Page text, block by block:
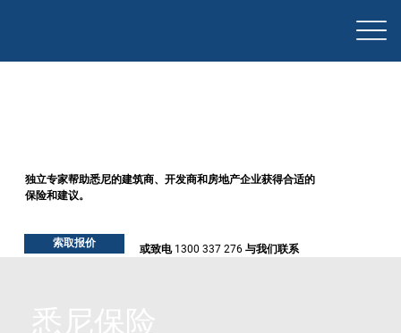
索取报价 或致电 1300 337 276 与我们联系
独立专家帮助悉尼的建筑商、开发商和房地产企业获得合适的
保险和建议。